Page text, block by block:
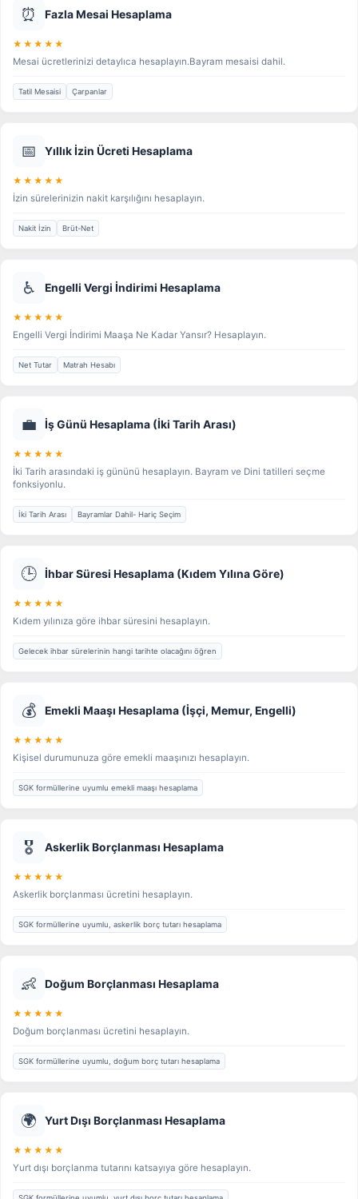
⏰ Fazla Mesai Hesaplama
★★★★★
Mesai ücretlerinizi detaylıca hesaplayın.Bayram mesaisi dahil.
Tatil Mesaisi Çarpanlar
📅 Yıllık İzin Ücreti Hesaplama
★★★★★
İzin sürelerinizin nakit karşılığını hesaplayın.
Nakit İzin Brüt-Net
♿ Engelli Vergi İndirimi Hesaplama
★★★★★
Engelli Vergi İndirimi Maaşa Ne Kadar Yansır? Hesaplayın.
Net Tutar Matrah Hesabı
💼 İş Günü Hesaplama (İki Tarih Arası)
★★★★★
İki Tarih arasındaki iş gününü hesaplayın. Bayram ve Dini tatilleri seçme
fonksiyonlu.
İki Tarih Arası Bayramlar Dahil- Hariç Seçim
🕒 İhbar Süresi Hesaplama (Kıdem Yılına Göre)
★★★★★
Kıdem yılınıza göre ihbar süresini hesaplayın.
Gelecek ihbar sürelerinin hangi tarihte olacağını öğren
💰 Emekli Maaşı Hesaplama (İşçi, Memur, Engelli)
★★★★★
Kişisel durumunuza göre emekli maaşınızı hesaplayın.
SGK formüllerine uyumlu emekli maaşı hesaplama
🎖️ Askerlik Borçlanması Hesaplama
★★★★★
Askerlik borçlanması ücretini hesaplayın.
SGK formüllerine uyumlu, askerlik borç tutarı hesaplama
👶 Doğum Borçlanması Hesaplama
★★★★★
Doğum borçlanması ücretini hesaplayın.
SGK formüllerine uyumlu, doğum borç tutarı hesaplama
🌍 Yurt Dışı Borçlanması Hesaplama
★★★★★
Yurt dışı borçlanma tutarını katsayıya göre hesaplayın.